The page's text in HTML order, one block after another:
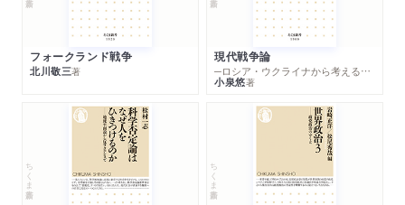
現象/地球は「ミニ氷河期」に向かっている
第6章 宇宙とは何か
1 宇宙の誕生と構造
宇宙の始まりはビッグバン!/宇宙に元素ができるまで/宇宙に銀
河ができるまで/ダークマターと宇宙の構造
2 恒星の誕生と進化
恒星ができるまで/主系列星の大きさと寿命/恒星の終焉と赤色
巨星/赤色巨星以降の恒星の進化と終末/恒星の進化がわかるHR
図
フォークランド戦争
北川敬三著
現代戦争論
─ロシア・ウクライナから考える世界の行方
小泉悠著
ちくま新書 ちくま新書